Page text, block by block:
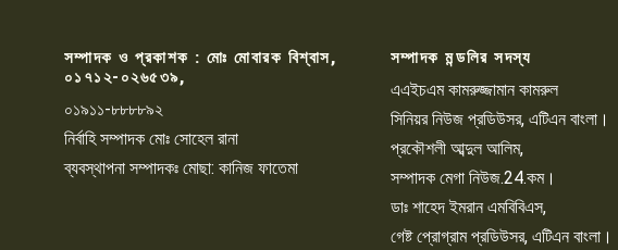
সম্পাদক ও প্রকাশক : মোঃ মোবারক বিশ্বাস,
০১৭১২-০২৬৫৩৯,
০১৯১১-৮৮৮৮৯২
নির্বাহি সম্পাদক মোঃ সোহেল রানা
ব্যবস্থাপনা সম্পাদকঃ মোছা: কানিজ ফাতেমা
সম্পাদক মন্ডলির সদস্য
এএইচএম কামরুজ্জামান কামরুল
সিনিয়র নিউজ প্রডিউসর, এটিএন বাংলা।
প্রকৌশলী আব্দুল আলিম,
সম্পাদক মেগা নিউজ.24.কম।
ডাঃ শাহেদ ইমরান এমবিবিএস,
গেষ্ট প্রোগ্রাম প্রডিউসর, এটিএন বাংলা।